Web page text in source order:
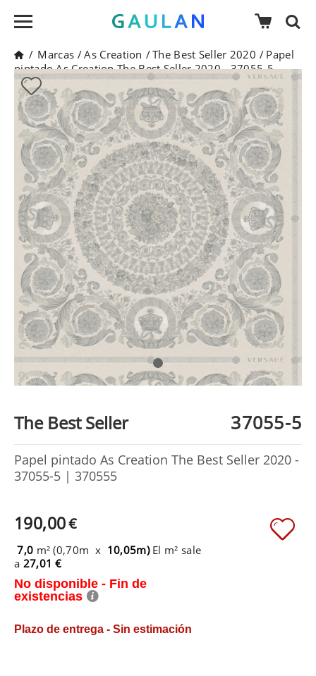
/ Marcas /As Creation /The Best Seller 2020 / Papel
pintado As Creation The Best Seller 2020 - 37055-5
The Best Seller 37055-5
Papel pintado As Creation The Best Seller 2020 -
37055-5 | 370555
190,00€
7,0 m² (0,70m x 10,05m) El m² sale
a 27,01 €
No disponible - Fin de
existencias
Plazo de entrega - Sin estimación